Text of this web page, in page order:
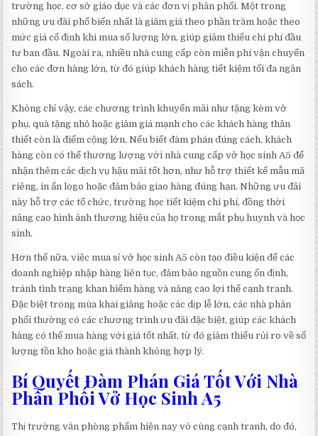
trường học, cơ sở giáo dục và các đơn vị phân phối. Một trong
những ưu đãi phổ biến nhất là giảm giá theo phần trăm hoặc theo
mức giá cố định khi mua số lượng lớn, giúp giảm thiểu chi phí đầu
tư ban đầu. Ngoài ra, nhiều nhà cung cấp còn miễn phí vận chuyển
cho các đơn hàng lớn, từ đó giúp khách hàng tiết kiệm tối đa ngân
sách.
Không chỉ vậy, các chương trình khuyến mãi như tặng kèm vở
phụ, quà tặng nhỏ hoặc giảm giá mạnh cho các khách hàng thân
thiết còn là điểm cộng lớn. Nếu biết đàm phán đúng cách, khách
hàng còn có thể thương lượng với nhà cung cấp vở học sinh A5 để
nhận thêm các dịch vụ hậu mãi tốt hơn, như hỗ trợ thiết kế mẫu mã
riêng, in ấn logo hoặc đảm bảo giao hàng đúng hạn. Những ưu đãi
này hỗ trợ các tổ chức, trường học tiết kiệm chi phí, đồng thời
nâng cao hình ảnh thương hiệu của họ trong mắt phụ huynh và học
sinh.
Hơn thế nữa, việc mua sỉ vở học sinh A5 còn tạo điều kiện để các
doanh nghiệp nhập hàng liên tục, đảm bảo nguồn cung ổn định,
tránh tình trạng khan hiếm hàng và nâng cao lợi thế cạnh tranh.
Đặc biệt trong mùa khai giảng hoặc các dịp lễ lớn, các nhà phân
phối thường có các chương trình ưu đãi đặc biệt, giúp các khách
hàng có thể mua hàng với giá tốt nhất, từ đó giảm thiểu rủi ro về số
lượng tồn kho hoặc giá thành không hợp lý.
Bí Quyết Đàm Phán Giá Tốt Với Nhà
Phân Phối Vở Học Sinh A5
Thị trường văn phòng phẩm hiện nay vô cùng cạnh tranh, do đó,